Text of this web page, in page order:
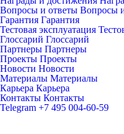
Вопросы и ответы Вопросы
Гарантия Гарантия
Тестовая эксплуатация
Глоссарий Глоссарий
Партнеры Партнеры
Проекты Проекты
Новости Новости
Материалы Материалы
Карьера Карьера
Контакты Контакты
Telegram +7 495 004-60-59